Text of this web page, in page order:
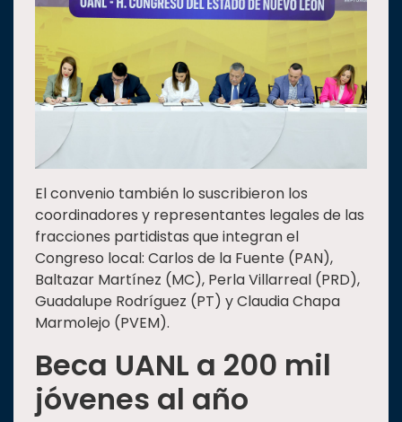
El convenio también lo suscribieron los
coordinadores y representantes legales de las
fracciones partidistas que integran el
Congreso local: Carlos de la Fuente (PAN),
Baltazar Martínez (MC), Perla Villarreal (PRD),
Guadalupe Rodríguez (PT) y Claudia Chapa
Marmolejo (PVEM).
Beca UANL a 200 mil
jóvenes al año